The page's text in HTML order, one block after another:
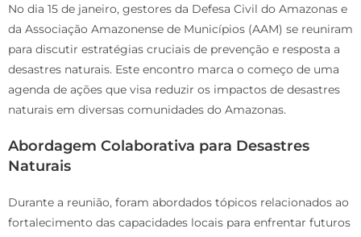
No dia 15 de janeiro, gestores da Defesa Civil do Amazonas e
da Associação Amazonense de Municípios (AAM) se reuniram
para discutir estratégias cruciais de prevenção e resposta a
desastres naturais. Este encontro marca o começo de uma
agenda de ações que visa reduzir os impactos de desastres
naturais em diversas comunidades do Amazonas.
Abordagem Colaborativa para Desastres
Naturais
Durante a reunião, foram abordados tópicos relacionados ao
fortalecimento das capacidades locais para enfrentar futuros